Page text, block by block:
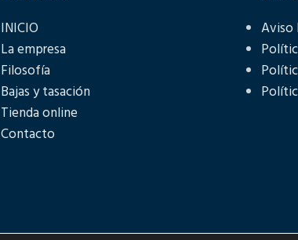
INICIO
La empresa
Filosofía
Bajas y tasación
Tienda online
Contacto
Aviso